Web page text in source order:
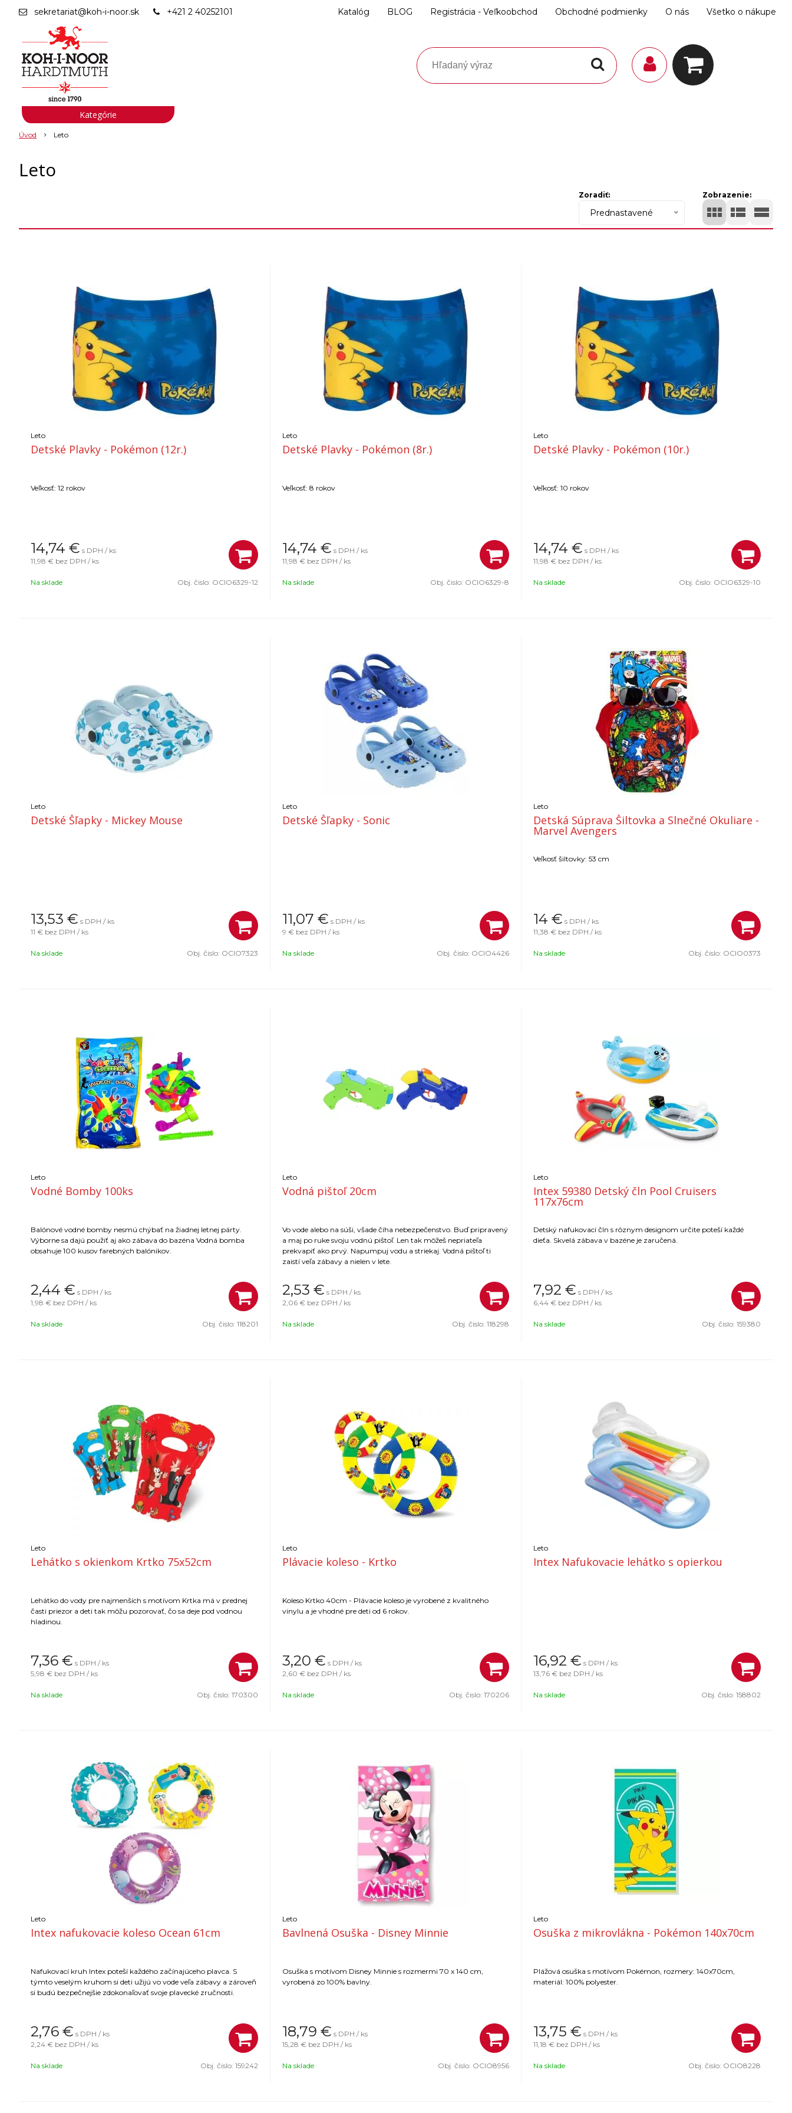
sekretariat@koh-i-noor.sk +421 2 40252101 Katalóg BLOG Registrácia - Veľkoobchod Obchodné podmienky O nás Všetko o nákupe
Úvod Leto
Leto
Zobrazenie:
Zoradiť:
Prednastavené
Leto
Detské Plavky - Pokémon (12r.)
Veľkosť: 12 rokov
14,74 € s DPH / ks
11,98 € bez DPH / ks
Na sklade Obj. čislo: OCIO6329-12
Leto
Detské Plavky - Pokémon (8r.)
Veľkosť: 8 rokov
14,74 € s DPH / ks
11,98 € bez DPH / ks
Na sklade Obj. čislo: OCIO6329-8
Leto
Detské Plavky - Pokémon (10r.)
Veľkosť: 10 rokov
14,74 € s DPH / ks
11,98 € bez DPH / ks
Na sklade Obj. čislo: OCIO6329-10
Leto
Detské Šľapky - Mickey Mouse
13,53 € s DPH / ks
11 € bez DPH / ks
Na sklade Obj. čislo: OCIO7323
Leto
Detské Šľapky - Sonic
11,07 € s DPH / ks
9 € bez DPH / ks
Na sklade Obj. čislo: OCIO4426
Leto
Detská Súprava Šiltovka a Slnečné Okuliare -
Marvel Avengers
Veľkosť šiltovky: 53 cm
14 € s DPH / ks
11,38 € bez DPH / ks
Na sklade Obj. čislo: OCIO0373
Leto
Vodné Bomby 100ks
Balónové vodné bomby nesmú chýbať na žiadnej letnej párty.
Výborne sa dajú použiť aj ako zábava do bazéna Vodná bomba
obsahuje 100 kusov farebných balónikov.
2,44 € s DPH / ks
1,98 € bez DPH / ks
Na sklade Obj. čislo: 118201
Leto
Vodná pištoľ 20cm
Vo vode alebo na súši, všade číha nebezpečenstvo. Buď pripravený
a maj po ruke svoju vodnú pištoľ. Len tak môžeš nepriateľa
prekvapiť ako prvý. Napumpuj vodu a striekaj. Vodná pištoľ ti
zaistí veľa zábavy a nielen v lete.
2,53 € s DPH / ks
2,06 € bez DPH / ks
Na sklade Obj. čislo:118298
Leto
Intex 59380 Detský čln Pool Cruisers
117x76cm
Detský nafukovací čln s rôznym designom určite poteší každé
dieťa. Skvelá zábava v bazéne je zaručená.
7,92 € s DPH / ks
6,44 € bez DPH / ks
Na sklade Obj. čislo: 159380
Leto
Lehátko s okienkom Krtko 75x52cm
Lehátko do vody pre najmenších s motívom Krtka má v prednej
časti priezor a deti tak môžu pozorovať, čo sa deje pod vodnou
hladinou.
7,36 € s DPH / ks
5,98 € bez DPH / ks
Na sklade Obj. čislo: 170300
Leto
Plávacie koleso - Krtko
Koleso Krtko 40cm - Plávacie koleso je vyrobené z kvalitného
vinylu a je vhodné pre deti od 6 rokov.
3,20 € s DPH / ks
2,60 € bez DPH / ks
Na sklade Obj. čislo:170206
Leto
Intex Nafukovacie lehátko s opierkou
16,92 € s DPH / ks
13,76 € bez DPH / ks
Na sklade Obj. čislo: 158802
Leto
Intex nafukovacie koleso Ocean 61cm
Nafukovací kruh Intex poteší každého začínajúceho plavca. S
týmto veselým kruhom si deti užijú vo vode veľa zábavy a zároveň
si budú bezpečnejšie zdokonaľovať svoje plavecké zručnosti.
2,76 € s DPH / ks
2,24 € bez DPH / ks
Na sklade Obj. čislo: 159242
Leto
Bavlnená Osuška - Disney Minnie
Osuška s motívom Disney Minnie s rozmermi 70 x 140 cm,
vyrobená zo 100% bavlny.
18,79 € s DPH / ks
15,28 € bez DPH / ks
Na sklade Obj. čislo: OCIO8956
Leto
Osuška z mikrovlákna - Pokémon 140x70cm
Plážová osuška s motívom Pokémon, rozmery: 140x70cm,
materiál: 100% polyester.
13,75 € s DPH / ks
11,18 € bez DPH / ks
Na sklade Obj. čislo: OCIO8228
Kategórie